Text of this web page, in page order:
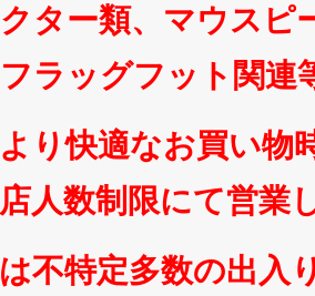
ター類、マウスピ
ラッグフット関連
り快適なお買い物
人数制限にて営業
不特定多数の出入